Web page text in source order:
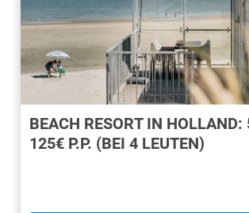
BEACH RESORT IN HOLLAND:
125€ P.P. (BEI 4 LEUTEN)